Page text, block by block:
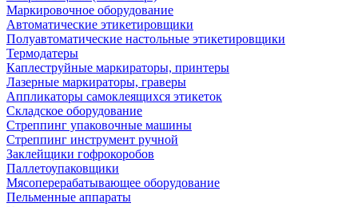
Маркировочное оборудование
Автоматические этикетировщики
Полуавтоматические настольные этикетировщики
Термодатеры
Каплеструйные маркираторы, принтеры
Лазерные маркираторы, граверы
Аппликаторы самоклеящихся этикеток
Складское оборудование
Стреппинг упаковочные машины
Стреппинг инструмент ручной
Заклейщики гофрокоробов
Паллетоупаковщики
Мясоперерабатывающее оборудование
Пельменные аппараты